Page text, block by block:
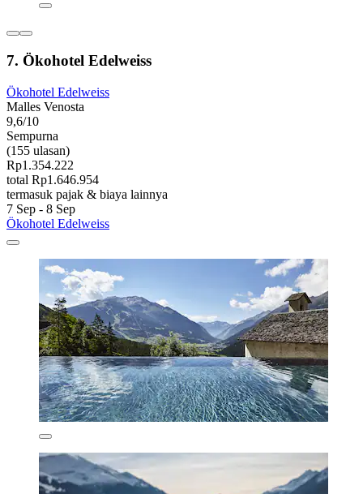
7. Ökohotel Edelweiss
Ökohotel Edelweiss
Malles Venosta
9,6/10
Sempurna
(155 ulasan)
Rp1.354.222
total Rp1.646.954
termasuk pajak & biaya lainnya
7 Sep - 8 Sep
Ökohotel Edelweiss